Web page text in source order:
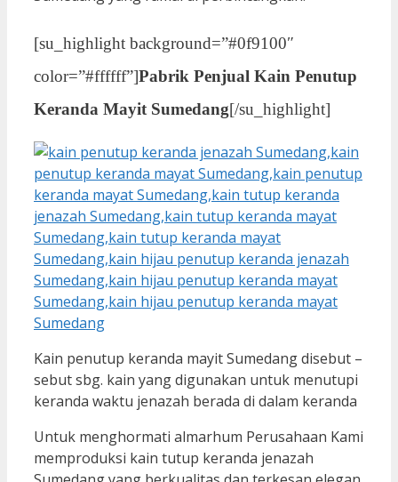
[su_highlight background=”#0f9100″
color=”#ffffff”]Pabrik Penjual Kain Penutup
Keranda Mayit Sumedang[/su_highlight]
Kain penutup keranda mayit Sumedang disebut –
sebut sbg. kain yang digunakan untuk menutupi
keranda waktu jenazah berada di dalam keranda
Untuk menghormati almarhum Perusahaan Kami
memproduksi kain tutup keranda jenazah